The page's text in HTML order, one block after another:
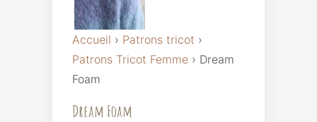
Accueil › Patrons tricot ›
Patrons Tricot Femme › Dream
Foam
Dream Foam